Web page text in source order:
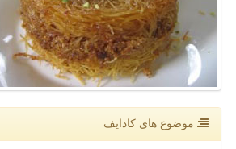
موضوع های كادایف